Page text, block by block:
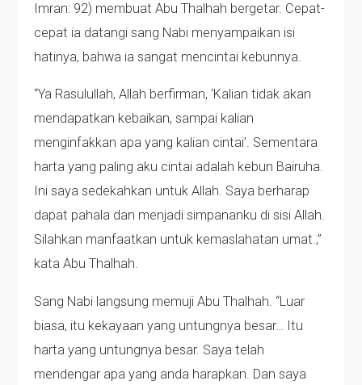
Imran: 92) membuat Abu Thalhah bergetar. Cepat-
cepat ia datangi sang Nabi menyampaikan isi
hatinya, bahwa ia sangat mencintai kebunnya.
“Ya Rasulullah, Allah berfirman, ‘Kalian tidak akan
mendapatkan kebaikan, sampai kalian
menginfakkan apa yang kalian cintai’. Sementara
harta yang paling aku cintai adalah kebun Bairuha.
Ini saya sedekahkan untuk Allah. Saya berharap
dapat pahala dan menjadi simpananku di sisi Allah.
Silahkan manfaatkan untuk kemaslahatan umat.,”
kata Abu Thalhah.
Sang Nabi langsung memuji Abu Thalhah. “Luar
biasa, itu kekayaan yang untungnya besar… Itu
harta yang untungnya besar. Saya telah
mendengar apa yang anda harapkan. Dan saya